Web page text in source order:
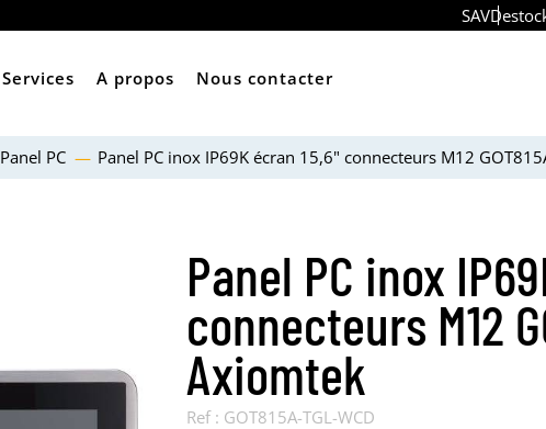
SAV
Services A propos Nous contacter
Panel PC Panel PC inox IP69K écran 15,6" connecteurs M12
Panel PC inox
connecteurs M12
Axiomtek
Ref : GOT815A-TGL-WCD